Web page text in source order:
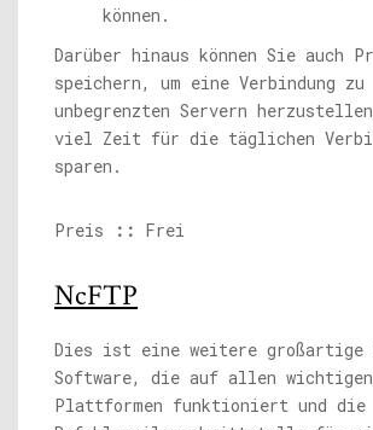
können.
Darüber hinaus können Sie auch
speichern, um eine Verbindung zu
unbegrenzten Servern
viel Zeit für die täglichen
sparen.
Preis :: Frei
NcFTP
Dies ist eine weitere großartige
Software, die auf allen wichtigen
Plattformen funktioniert und